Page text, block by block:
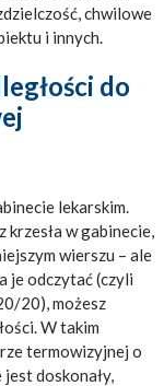
chwilowe
i innych.
do
lekarskim.
krzesła w gabinecie,
wierszu – ale
je odczytać (czyli
20), możesz
W takim
termowizyjnej o
doskonały,